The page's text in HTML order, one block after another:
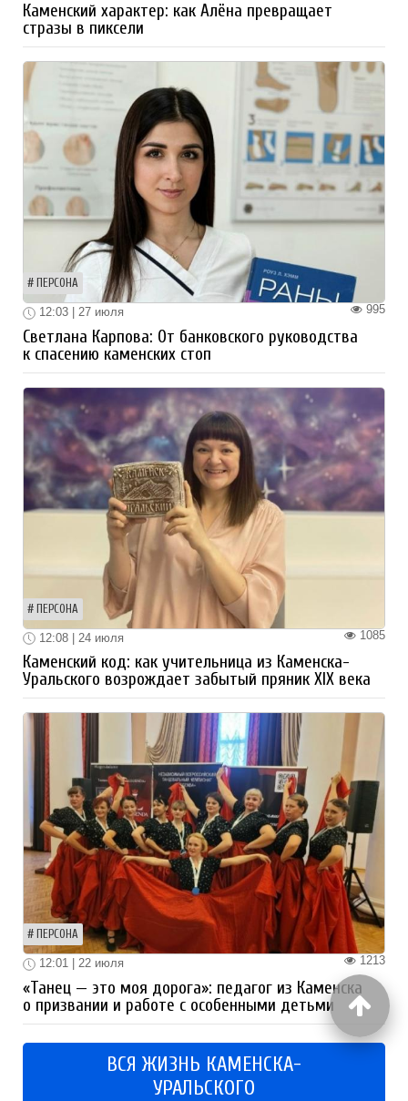
Каменский характер: как Алёна превращает
стразы в пиксели
ПЕРСОНА
995
12:03 | 27 июля
Светлана Карпова: От банковского руководства
к спасению каменских стоп
ПЕРСОНА
1085
12:08 | 24 июля
Каменский код: как учительница из Каменска-
Уральского возрождает забытый пряник XIX века
ПЕРСОНА
1213
12:01 | 22 июля
«Танец — это моя дорога»: педагог из Каменска
о призвании и работе с особенными детьми
ВСЯ ЖИЗНЬ КАМЕНСКА-
УРАЛЬСКОГО